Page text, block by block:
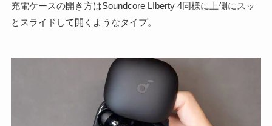
充電ケースの開き方はSoundcore LIberty 4同様に上側にスッ
とスライドして開くようなタイプ。